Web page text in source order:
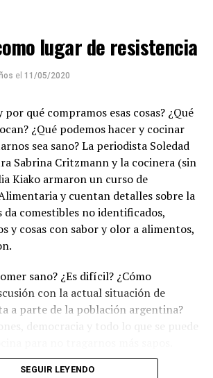
este programa es libre. Sólo tenés
a
de Decí MU
lugar de resistencia
el 11/05/2020
por qué compramos esas cosas? ¿Qué
¿Qué podemos hacer y cocinar
sea sano? La periodista Soledad
Sabrina Critzmann y la cocinera (sin
Kiako armaron un curso de
y cuentan detalles sobre la
comestibles no identificados,
y cosas con sabor y olor a alimentos,
sano? ¿Es difícil? ¿Cómo
con la actual situación de
a parte de la población argentina?
democracia y todo lo que se puede
completo).
SEGUIR LEYENDO